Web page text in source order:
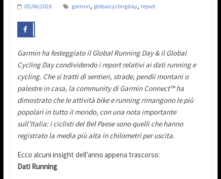
05/06/2026 garmin, globalcyclingday, report
Garmin ha festeggiato il Global Running Day & il Global
Cycling Day condividendo i report relativi ai dati running e
cycling. Che si tratti di sentieri, strade, pendii montani o
palestre in casa, la community di Garmin Connect™ ha
dimostrato che le attività bike e running rimangono le più
popolari in tutto il mondo, con una nota importante
sull’Italia: i ciclisti del Bel Paese sono quelli che hanno
registrato la media più alta in chilometri per uscita.
Ecco alcuni insight dell’anno appena trascorso:
Dati Running